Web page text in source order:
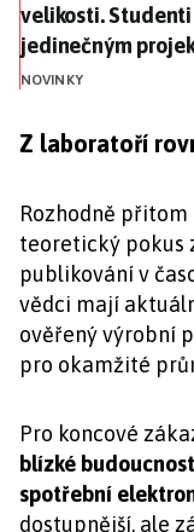
velikosti.
jedinečným
NOVINKY
Z laboratoří
Rozhodně
teoretický pokus
publikování v
vědci mají
ověřený výrobní
pro okamžité
Pro koncové
blízké
spotřební
dostupnější, ale